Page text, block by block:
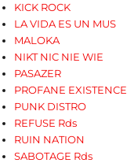
KICK ROCK
LA VIDA ES UN MUS
MALOKA
NIKT NIC NIE WIE
PASAZER
PROFANE EXISTENCE
PUNK DISTRO
REFUSE Rds
RUIN NATION
SABOTAGE Rds